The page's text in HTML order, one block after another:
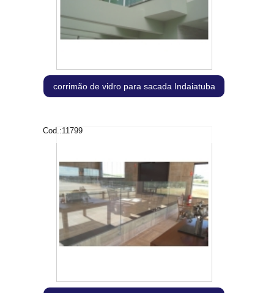
corrimão de vidro para sacada Indaiatuba
Cod.:11799